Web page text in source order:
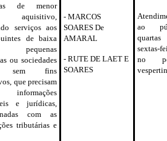
de menor
aquisitivo,
serviços aos
de baixa
pequenas
ou sociedades
sem fins
que precisam
e jurídicas,
com as
tributárias e
- MARCOS
SOARES De
AMARAL
- RUTE DE LAET E
SOARES
ao
sextas-
no